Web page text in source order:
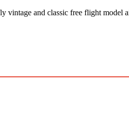
vintage and classic free flight